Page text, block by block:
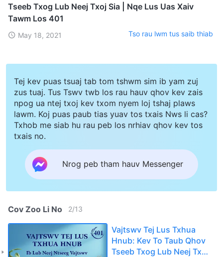
Tseeb Txog Lub Neej Txoj Sia | Nqe Lus Uas Xaiv
Tawm Los 401
May 18, 2021 Tso rau lwm tus saib thiab
Tej kev puas tsuaj tab tom tshwm sim ib yam zuj
zus tuaj. Tus Tswv twb los rau hauv qhov kev zais
npog ua ntej txoj kev txom nyem loj tshaj plaws
lawm. Koj puas paub tias yuav tos txais Nws li cas?
Txhob me siab hu rau peb los nrhiav qhov kev tos
txais no.
Nrog peb tham hauv Messenger
Cov Zoo Li No 2/13
Vajtswv Tej Lus Txhua
Hnub: Kev To Taub Qhov
Tseeb Txog Lub Neej Txoj